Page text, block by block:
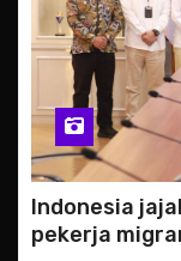
Indonesia
pekerja